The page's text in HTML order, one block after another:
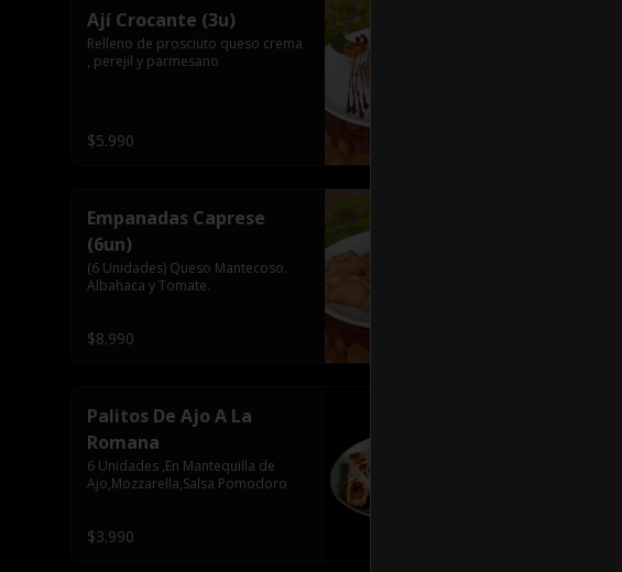
Ají Crocante (3u)
Relleno de prosciuto queso crema
, perejil y parmesano
$5.990
Empanadas Caprese
(6un)
(6 Unidades) Queso Mantecoso.
Albahaca y Tomate.
$8.990
Palitos De Ajo A La
Romana
6 Unidades ,En Mantequilla de
Ajo,Mozzarella,Salsa Pomodoro
$3.990